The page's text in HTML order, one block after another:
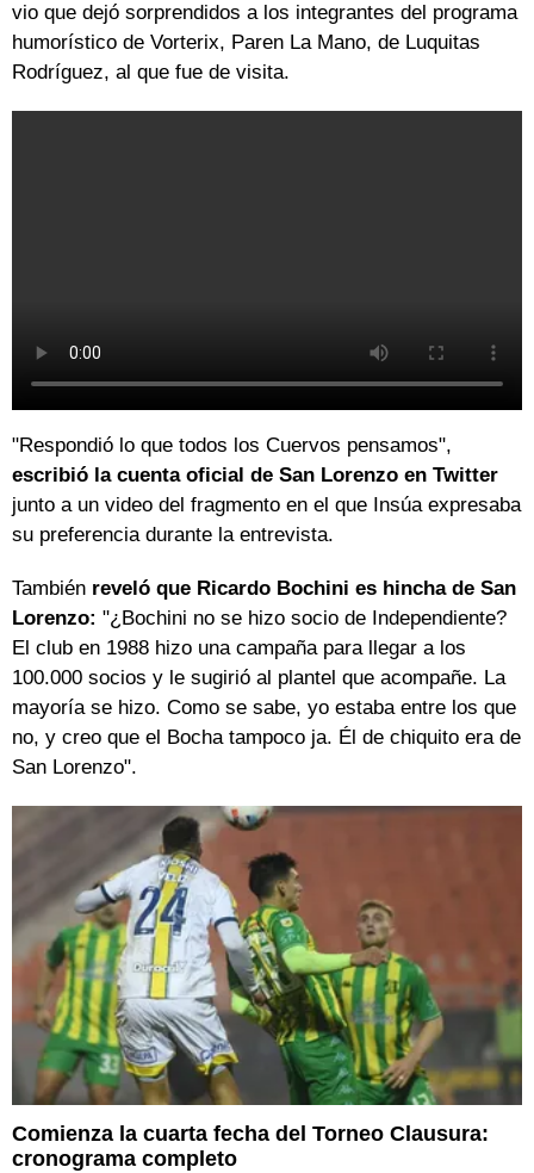
vio que dejó sorprendidos a los integrantes del programa
humorístico de Vorterix, Paren La Mano, de Luquitas
Rodríguez, al que fue de visita.
"Respondió lo que todos los Cuervos pensamos",
escribió la cuenta oficial de San Lorenzo en Twitter
junto a un video del fragmento en el que Insúa expresaba
su preferencia durante la entrevista.
También reveló que Ricardo Bochini es hincha de San
Lorenzo: "¿Bochini no se hizo socio de Independiente?
El club en 1988 hizo una campaña para llegar a los
100.000 socios y le sugirió al plantel que acompañe. La
mayoría se hizo. Como se sabe, yo estaba entre los que
no, y creo que el Bocha tampoco ja. Él de chiquito era de
San Lorenzo".
Comienza la cuarta fecha del Torneo Clausura:
cronograma completo